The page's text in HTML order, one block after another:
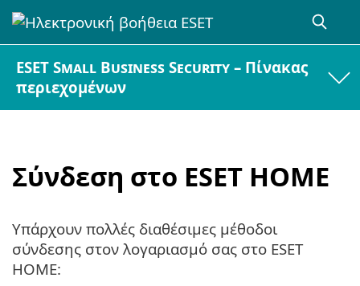
ESET Small Business Security – Πίνακας
περιεχομένων
Σύνδεση στο ESET HOME
Υπάρχουν πολλές διαθέσιμες μέθοδοι
σύνδεσης στον λογαριασμό σας στο ESET
HOME: